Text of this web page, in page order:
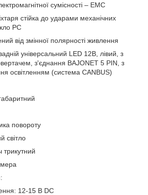
сумісності – EMC
стійка до ударами механічних
PC
від змінної полярності живлення
універсальний LED 12В, лівий, з
з'єднання BAJONET 5 PIN, з
освітленням (система CANBUS)
повороту
світло
трикутний
12-15 В DC